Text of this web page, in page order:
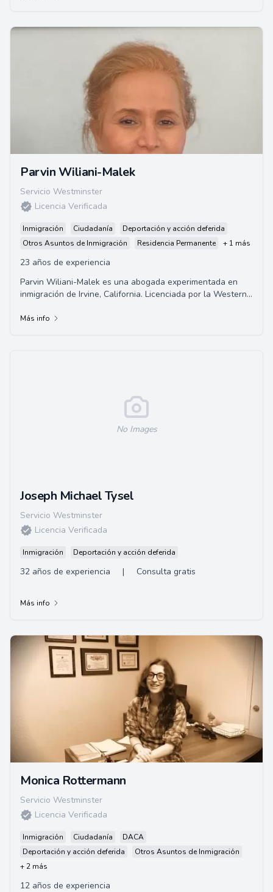
Parvin Wiliani-Malek
Servicio Westminster
Licencia Verificada
Inmigración Ciudadanía
Deportación y acción deferida
Otros Asuntos de Inmigración
Residencia Permanente + 1 más
23 años de experiencia
Parvin Wiliani-Malek es una abogada experimentada en
inmigración de Irvine, California. Licenciada por la Western
Más info
No Images
Joseph Michael Tysel
Servicio Westminster
Licencia Verificada
Inmigración Deportación y acción deferida
32 años de experiencia | Consulta gratis
Más info
Monica Rottermann
Servicio Westminster
Licencia Verificada
Inmigración Ciudadanía
DACA
Deportación y acción deferida
Otros Asuntos de Inmigración
+ 2 más
12 años de experiencia